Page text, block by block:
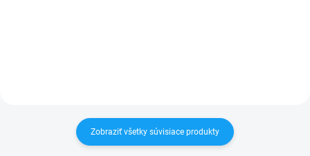
Zobraziť všetky súvisiace produkty